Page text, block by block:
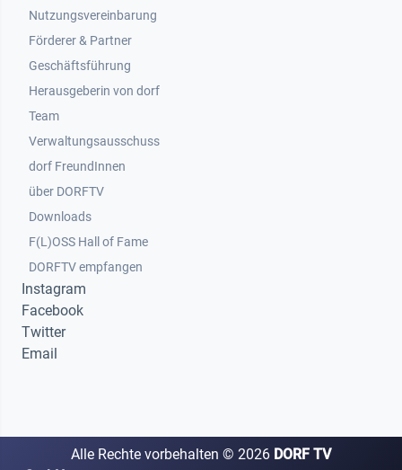
Nutzungsvereinbarung
Footer 2
Förderer & Partner
Geschäftsführung
Herausgeberin von dorf
Team
Verwaltungsausschuss
dorf FreundInnen
Footer 3
über DORFTV
Downloads
F(L)OSS Hall of Fame
Footer 4
DORFTV empfangen
Instagram
Facebook
Twitter
Email
Alle Rechte vorbehalten © 2026 DORF TV